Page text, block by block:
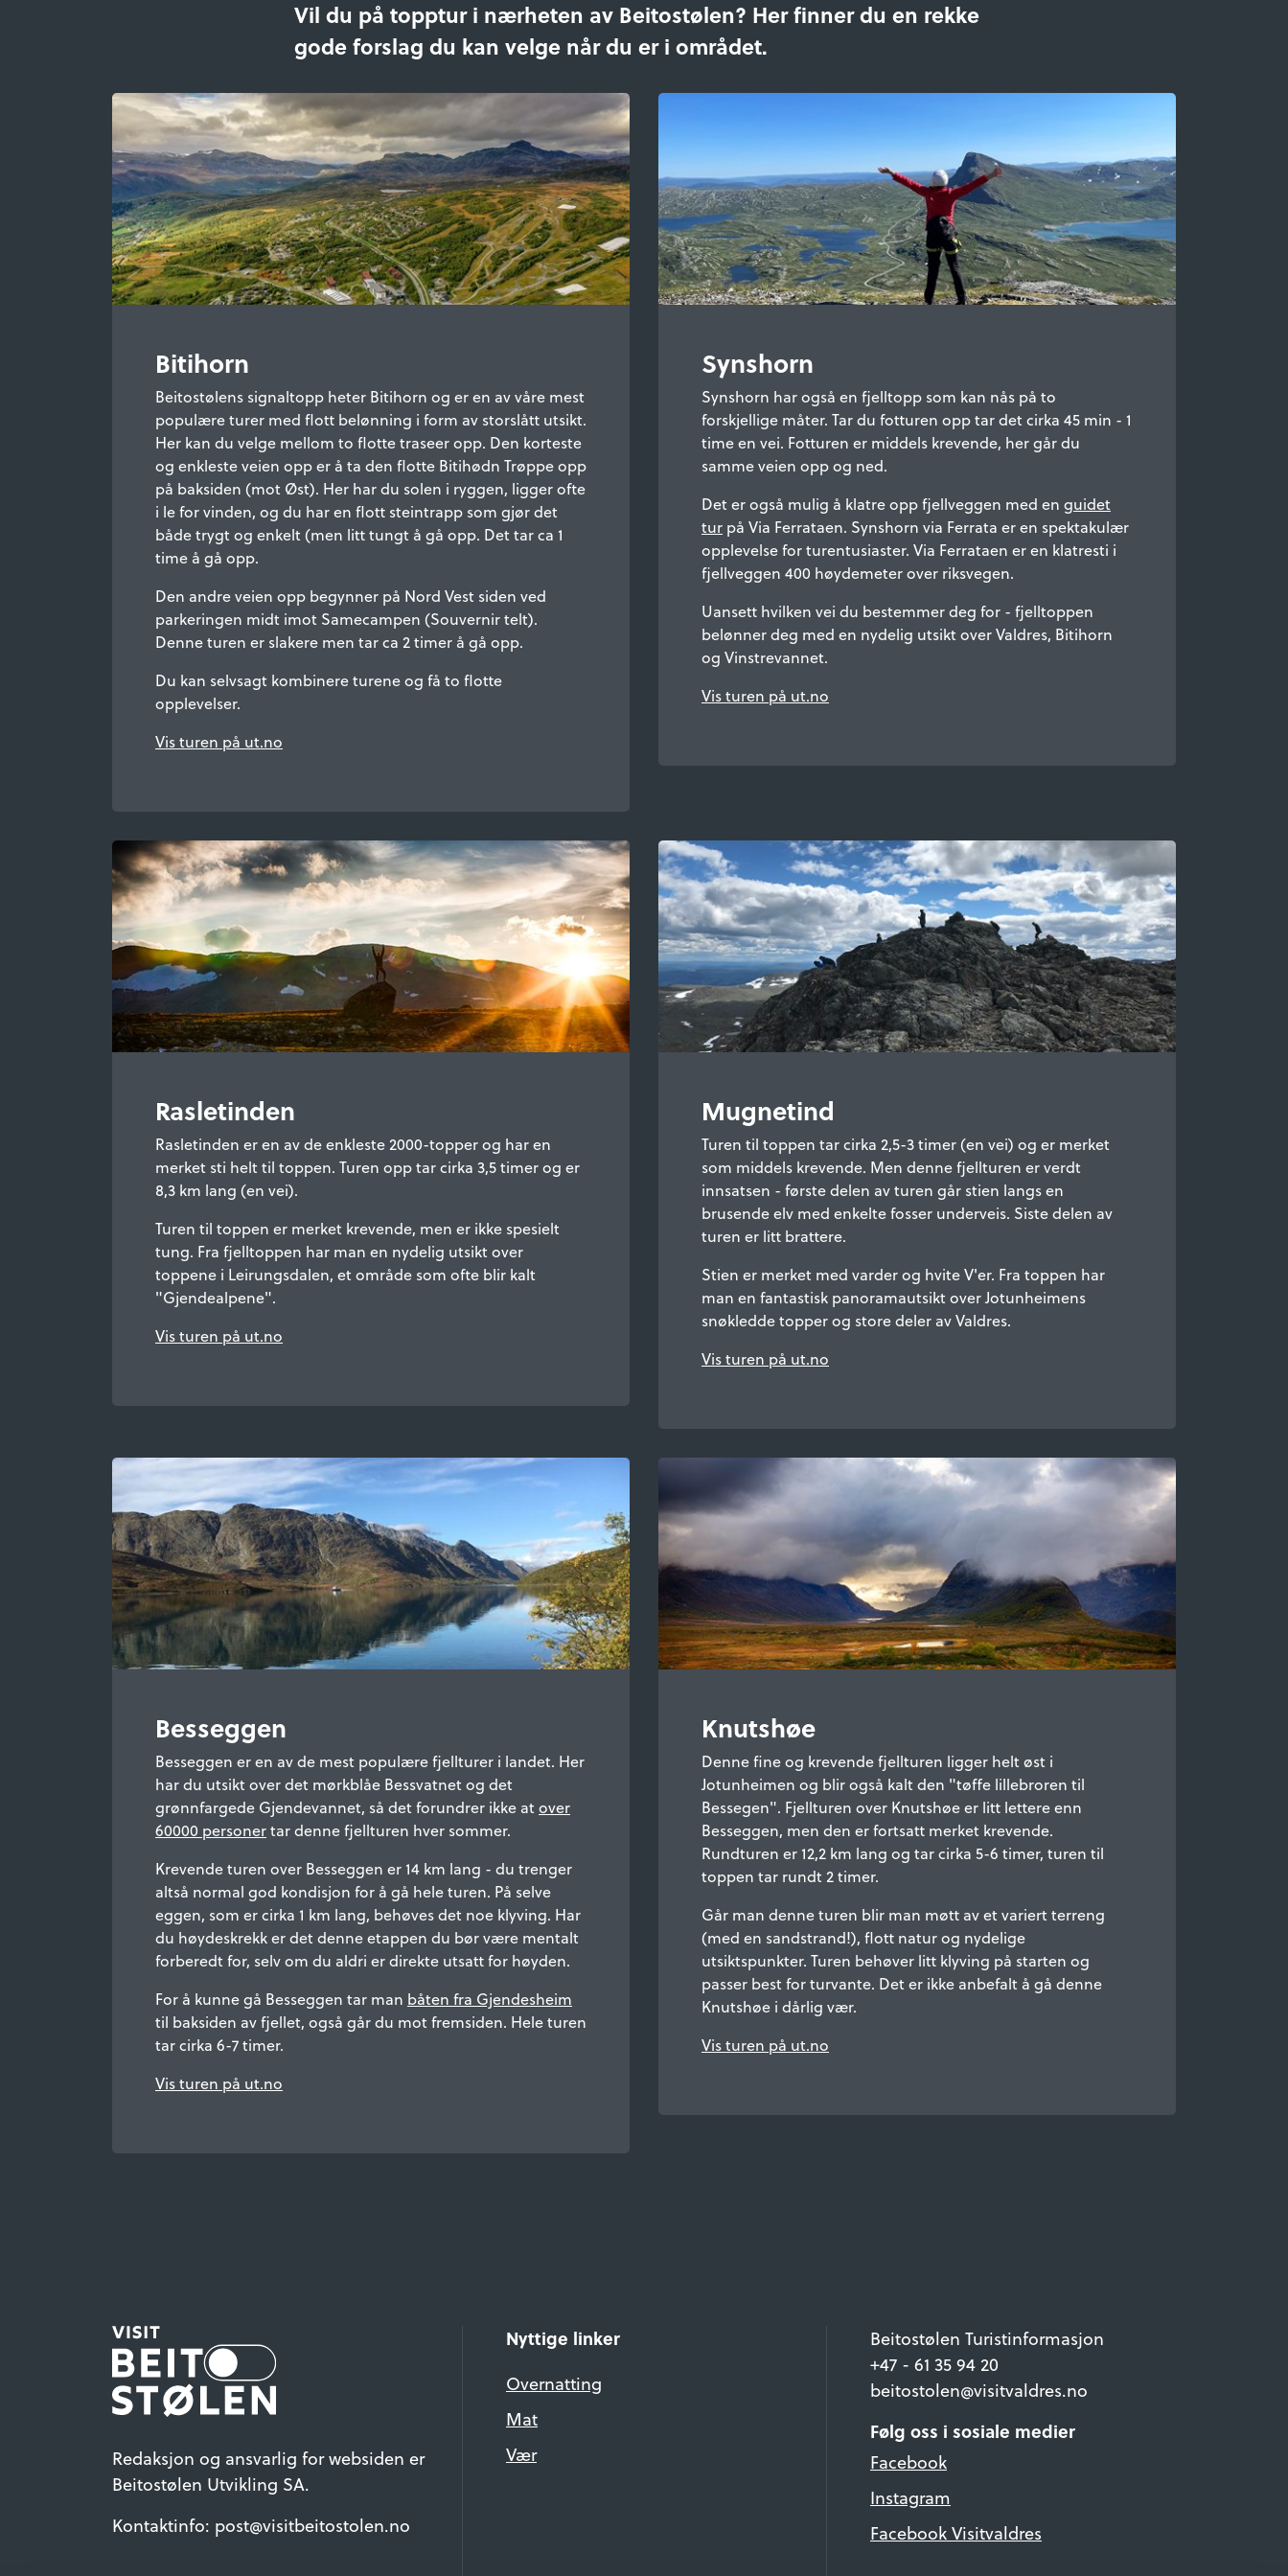
Vil du på topptur i nærheten av Beitostølen? Her finner du en rekke
gode forslag du kan velge når du er i området.
Bitihorn
Beitostølens signaltopp heter Bitihorn og er en av våre mest
populære turer med flott belønning i form av storslått utsikt.
Her kan du velge mellom to flotte traseer opp. Den korteste
og enkleste veien opp er å ta den flotte Bitihødn Trøppe opp
på baksiden (mot Øst). Her har du solen i ryggen, ligger ofte
i le for vinden, og du har en flott steintrapp som gjør det
både trygt og enkelt (men litt tungt å gå opp. Det tar ca 1
time å gå opp.
Den andre veien opp begynner på Nord Vest siden ved
parkeringen midt imot Samecampen (Souvernir telt).
Denne turen er slakere men tar ca 2 timer å gå opp.
Du kan selvsagt kombinere turene og få to flotte
opplevelser.
Vis turen på ut.no
Synshorn
Synshorn har også en fjelltopp som kan nås på to
forskjellige måter. Tar du fotturen opp tar det cirka 45 min - 1
time en vei. Fotturen er middels krevende, her går du
samme veien opp og ned.
Det er også mulig å klatre opp fjellveggen med en guidet
tur på Via Ferrataen. Synshorn via Ferrata er en spektakulær
opplevelse for turentusiaster. Via Ferrataen er en klatresti i
fjellveggen 400 høydemeter over riksvegen.
Uansett hvilken vei du bestemmer deg for - fjelltoppen
belønner deg med en nydelig utsikt over Valdres, Bitihorn
og Vinstrevannet.
Vis turen på ut.no
Rasletinden
Rasletinden er en av de enkleste 2000-topper og har en
merket sti helt til toppen. Turen opp tar cirka 3,5 timer og er
8,3 km lang (en vei).
Turen til toppen er merket krevende, men er ikke spesielt
tung. Fra fjelltoppen har man en nydelig utsikt over
toppene i Leirungsdalen, et område som ofte blir kalt
"Gjendealpene".
Vis turen på ut.no
Mugnetind
Turen til toppen tar cirka 2,5-3 timer (en vei) og er merket
som middels krevende. Men denne fjellturen er verdt
innsatsen - første delen av turen går stien langs en
brusende elv med enkelte fosser underveis. Siste delen av
turen er litt brattere.
Stien er merket med varder og hvite V'er. Fra toppen har
man en fantastisk panoramautsikt over Jotunheimens
snøkledde topper og store deler av Valdres.
Vis turen på ut.no
Besseggen
Besseggen er en av de mest populære fjellturer i landet. Her
har du utsikt over det mørkblåe Bessvatnet og det
grønnfargede Gjendevannet, så det forundrer ikke atover
60000 personertar denne fjellturen hver sommer.
Krevende turen over Besseggen er 14 km lang - du trenger
altså normal god kondisjon for å gå hele turen. På selve
eggen, som er cirka 1 km lang, behøves det noe klyving. Har
du høydeskrekk er det denne etappen du bør være mentalt
forberedt for, selv om du aldri er direkte utsatt for høyden.
For å kunne gå Besseggen tar man båten fra Gjendesheim
til baksiden av fjellet, også går du mot fremsiden. Hele turen
tar cirka 6-7 timer.
Vis turen på ut.no
Knutshøe
Denne fine og krevende fjellturen ligger helt øst i
Jotunheimen og blir også kalt den "tøffe lillebroren til
Bessegen". Fjellturen over Knutshøe er litt lettere enn
Besseggen, men den er fortsatt merket krevende.
Rundturen er 12,2 km lang og tar cirka 5-6 timer, turen til
toppen tar rundt 2 timer.
Går man denne turen blir man møtt av et variert terreng
(med en sandstrand!), flott natur og nydelige
utsiktspunkter. Turen behøver litt klyving på starten og
passer best for turvante. Det er ikke anbefalt å gå denne
Knutshøe i dårlig vær.
Vis turen på ut.no
Redaksjon og ansvarlig for websiden er
Beitostølen Utvikling SA.
Kontaktinfo: post@visitbeitostolen.no
Nyttige linker
Overnatting
Mat
Vær
Beitostølen Turistinformasjon
+47 - 61 35 94 20
beitostolen@visitvaldres.no
Følg oss i sosiale medier
Facebook
Instagram
Facebook Visitvaldres